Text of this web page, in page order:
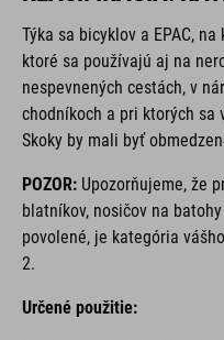
Týka sa bicyklov a EPAC, na
ktoré sa používajú aj na
nespevnených cestách, v
chodníkoch a pri ktorých sa
Skoky by mali byť
POZOR: Upozorňujeme, že
blatníkov, nosičov na
povolené, je kategória
2.
Určené použitie: